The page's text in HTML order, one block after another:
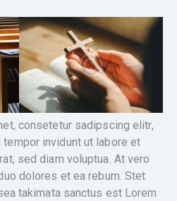
consetetur sadipscing elitr,
invidunt ut labore et
sed diam voluptua. At vero
dolores et ea rebum. Stet
takimata sanctus est Lorem